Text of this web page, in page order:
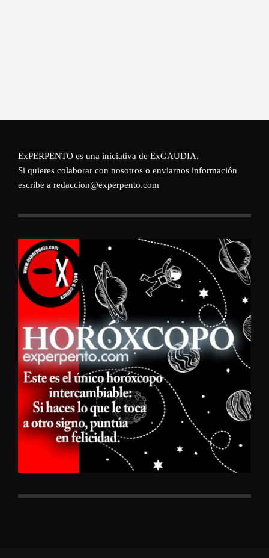
ExPERPENTO es una iniciativa de ExGAUDIA.
Si quieres colaborar con nosotros o enviarnos información
escribe a redaccion@experpento.com